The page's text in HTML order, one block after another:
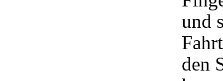
und
den